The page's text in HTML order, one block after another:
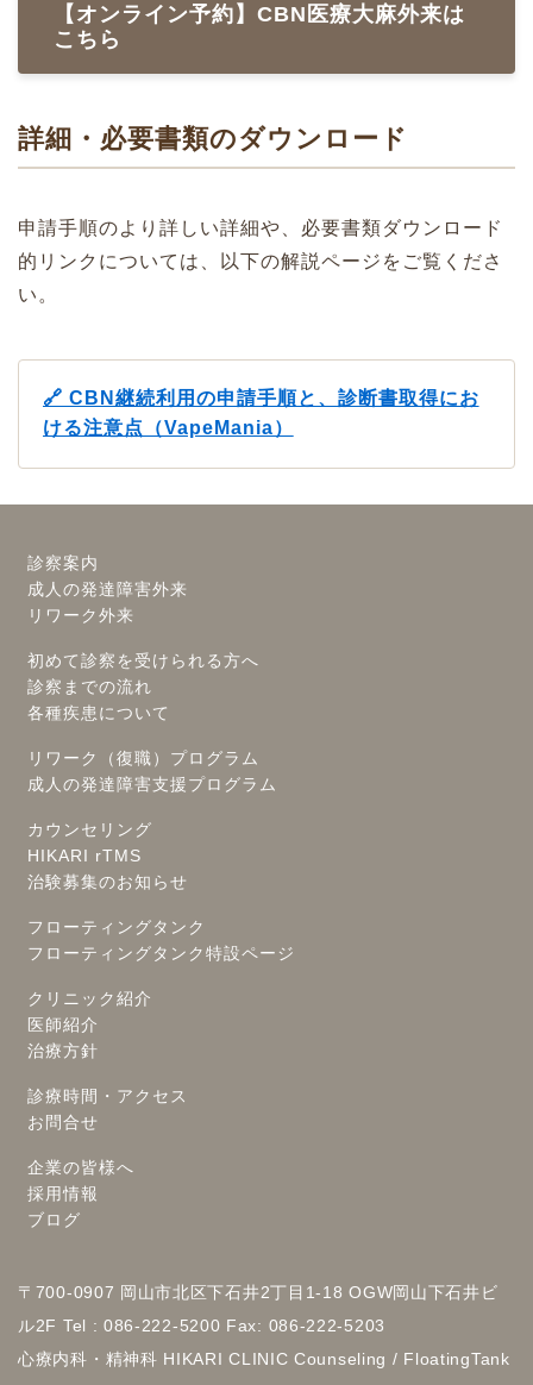
【オンライン予約】CBN医療大麻外来は
こちら
詳細・必要書類のダウンロード
申請手順のより詳しい詳細や、必要書類ダウンロード
的リンクについては、以下の解説ページをご覧くださ
い。
🔗 CBN継続利用の申請手順と、診断書取得にお
ける注意点（VapeMania）
診察案内
成人の発達障害外来
リワーク外来
初めて診察を受けられる方へ
診察までの流れ
各種疾患について
リワーク（復職）プログラム
成人の発達障害支援プログラム
カウンセリング
HIKARI rTMS
治験募集のお知らせ
フローティングタンク
フローティングタンク特設ページ
クリニック紹介
医師紹介
治療方針
診療時間・アクセス
お問合せ
企業の皆様へ
採用情報
ブログ
〒700-0907 岡山市北区下石井2丁目1-18 OGW岡山下石井ビ
ル2F Tel : 086-222-5200 Fax: 086-222-5203
心療内科・精神科 HIKARI CLINIC Counseling / FloatingTank